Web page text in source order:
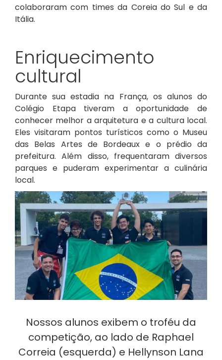
colaboraram com times da Coreia do Sul e da
Itália.
Enriquecimento
cultural
Durante sua estadia na França, os alunos do
Colégio Etapa tiveram a oportunidade de
conhecer melhor a arquitetura e a cultura local.
Eles visitaram pontos turísticos como o Museu
das Belas Artes de Bordeaux e o prédio da
prefeitura. Além disso, frequentaram diversos
parques e puderam experimentar a culinária
local.
Nossos alunos exibem o troféu da
competição, ao lado de Raphael
Correia (esquerda) e Hellynson Lana